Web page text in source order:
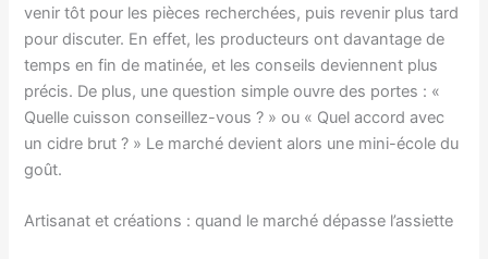
venir tôt pour les pièces recherchées, puis revenir plus tard
pour discuter. En effet, les producteurs ont davantage de
temps en fin de matinée, et les conseils deviennent plus
précis. De plus, une question simple ouvre des portes : «
Quelle cuisson conseillez-vous ? » ou « Quel accord avec
un cidre brut ? » Le marché devient alors une mini-école du
goût.
Artisanat et créations : quand le marché dépasse l’assiette